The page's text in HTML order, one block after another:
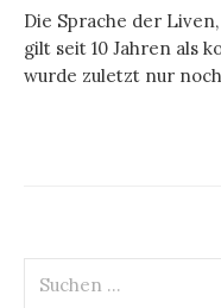
Die Sprache der
gilt seit 10 Jahren als
wurde zuletzt nur
nach: